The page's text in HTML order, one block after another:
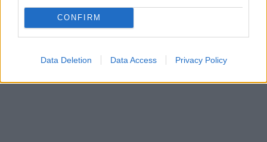
CONFIRM
Data Deletion Data Access Privacy Policy